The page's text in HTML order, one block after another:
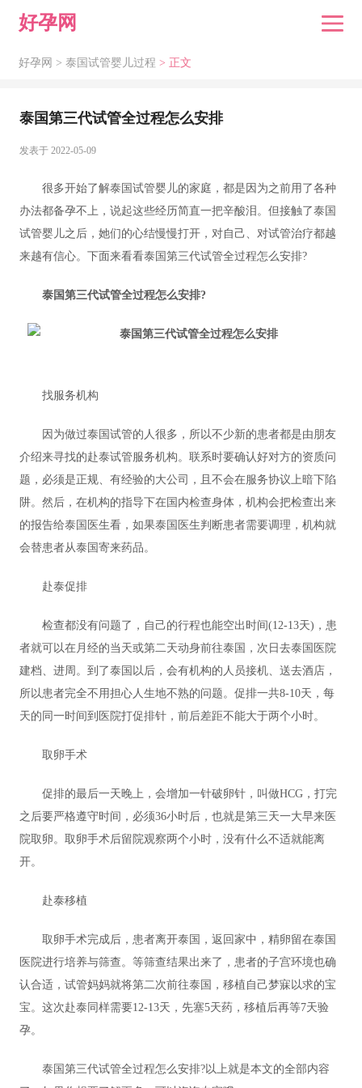
好孕网
好孕网 > 泰国试管婴儿过程 > 正文
泰国第三代试管全过程怎么安排
发表于 2022-05-09
很多开始了解泰国试管婴儿的家庭，都是因为之前用了各种
办法都备孕不上，说起这些经历简直一把辛酸泪。但接触了泰国
试管婴儿之后，她们的心结慢慢打开，对自己、对试管治疗都越
来越有信心。下面来看看泰国第三代试管全过程怎么安排?
泰国第三代试管全过程怎么安排?
找服务机构
因为做过泰国试管的人很多，所以不少新的患者都是由朋友
介绍来寻找的赴泰试管服务机构。联系时要确认好对方的资质问
题，必须是正规、有经验的大公司，且不会在服务协议上暗下陷
阱。然后，在机构的指导下在国内检查身体，机构会把检查出来
的报告给泰国医生看，如果泰国医生判断患者需要调理，机构就
会替患者从泰国寄来药品。
赴泰促排
检查都没有问题了，自己的行程也能空出时间(12-13天)，患
者就可以在月经的当天或第二天动身前往泰国，次日去泰国医院
建档、进周。到了泰国以后，会有机构的人员接机、送去酒店，
所以患者完全不用担心人生地不熟的问题。促排一共8-10天，每
天的同一时间到医院打促排针，前后差距不能大于两个小时。
取卵手术
促排的最后一天晚上，会增加一针破卵针，叫做HCG，打完
之后要严格遵守时间，必须36小时后，也就是第三天一大早来医
院取卵。取卵手术后留院观察两个小时，没有什么不适就能离
开。
赴泰移植
取卵手术完成后，患者离开泰国，返回家中，精卵留在泰国
医院进行培养与筛查。等筛查结果出来了，患者的子宫环境也确
认合适，试管妈妈就将第二次前往泰国，移植自己梦寐以求的宝
宝。这次赴泰同样需要12-13天，先塞5天药，移植后再等7天验
孕。
泰国第三代试管全过程怎么安排?以上就是本文的全部内容